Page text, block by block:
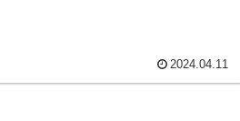
2024.04.11